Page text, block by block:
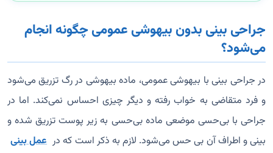
جراحی بینی بدون بیهوشی عمومی چگونه انجام
می‌شود؟
در جراحی بینی با بیهوشی عمومی، ماده بیهوشی در رگ تزریق می‌شود
و فرد متقاضی به خواب رفته و دیگر چیزی احساس نمی‌کند. اما در
جراحی با بی‌حسی موضعی ماده بی‌حسی به زیر پوست تزریق شده و
بینی و اطراف آن بی حس می‌شود. لازم به ذکر است که در عمل بینی